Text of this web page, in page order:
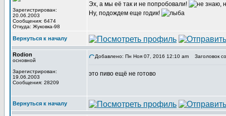
Зарегистрирован:
20.06.2003
Сообщения: 6474
Откуда: Жуковка-98
Эх, а мы её так и не попробовали!
Ну, подождем еще годик!
Вернуться к началу
Rodion
основной
Зарегистрирован:
19.06.2003
Сообщения: 28209
Добавлено: Пн Ноя 07, 2016 12:10 am Заголовок
это пиво ещё не готово
Вернуться к началу